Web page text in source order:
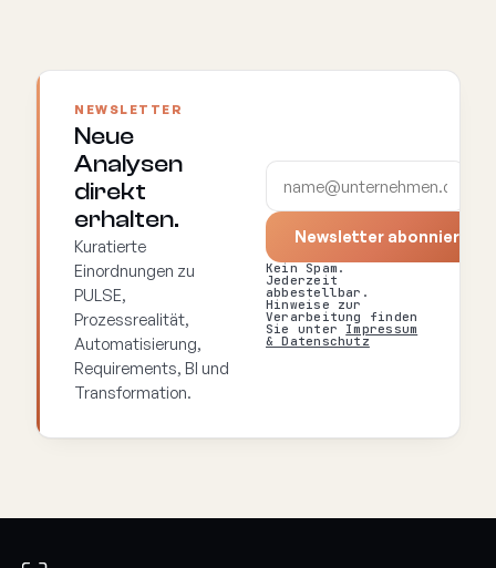
NEWSLETTER
Neue
Analysen
direkt
erhalten.
Kuratierte
Einordnungen zu
PULSE,
Prozessrealität,
Automatisierung,
Requirements, BI und
Transformation.
Newsletter abonnieren
Kein Spam.
Jederzeit
abbestellbar.
Hinweise zur
Verarbeitung finden
Sie unter Impressum
& Datenschutz